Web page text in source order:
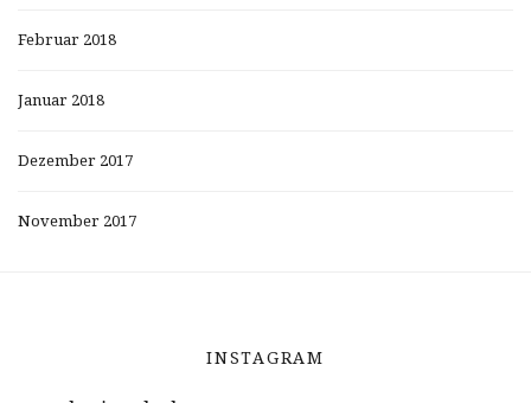
Februar 2018
Januar 2018
Dezember 2017
November 2017
INSTAGRAM